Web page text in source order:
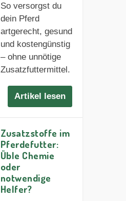
So versorgst du
dein Pferd
artgerecht, gesund
und kostengünstig
– ohne unnötige
Zusatzfuttermittel.
Artikel lesen
Zusatzstoffe im
Pferdefutter:
Üble Chemie
oder
notwendige
Helfer?